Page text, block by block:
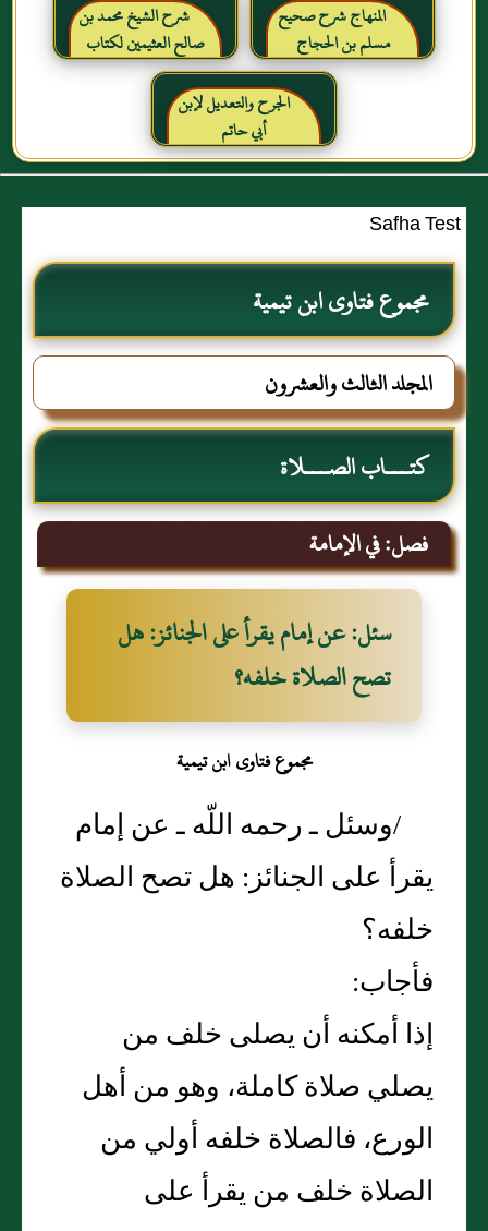
المنهاج شرح صحيح
مسلم بن الحجاج
شرح الشيخ محمد بن
صالح العثيمين لكتاب
رياض الصالحين للإمام
النووي رحمهم الله تعالىالجرح والتعديل لإبن
أبي حاتم
Safha Test
مجموع فتاوى ابن تيمية
المجلد الثالث والعشرون
كتـــاب الصـــلاة
فصل: في الإمامة
سئل: عن إمام يقرأ على الجنائز‏:‏ هل
تصح الصلاة خلفه‏؟‏
مجموع فتاوى ابن تيمية
/وسئل ـ رحمه اللّه ـ عن إمام
يقرأ على الجنائز‏:‏ هل تصح الصلاة
خلفه‏؟‏
فأجاب‏:‏
إذا أمكنه أن يصلى خلف من
يصلي صلاة كاملة، وهو من أهل
الورع، فالصلاة خلفه أولي من
الصلاة خلف من يقرأ على